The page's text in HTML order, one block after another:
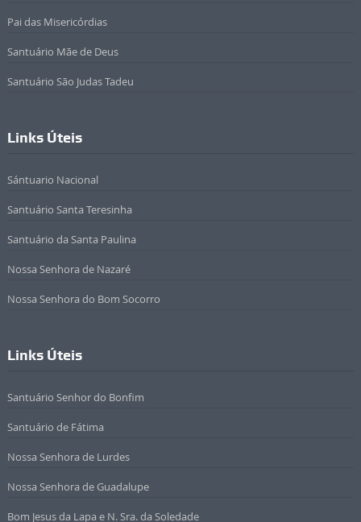
Pai das Misericórdias
Santuário Mãe de Deus
Santuário São Judas Tadeu
Links Úteis
Sántuario Nacional
Santuário Santa Teresinha
Santuário da Santa Paulina
Nossa Senhora de Nazaré
Nossa Senhora do Bom Socorro
Links Úteis
Santuário Senhor do Bonfim
Santuário de Fátima
Nossa Senhora de Lurdes
Nossa Senhora de Guadalupe
Bom Jesus da Lapa e N. Sra. da Soledade